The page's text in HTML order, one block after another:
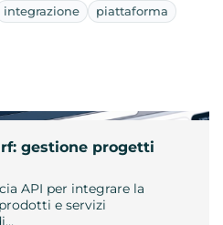
integrazione piattaforma
gestione progetti
API per integrare la
e servizi